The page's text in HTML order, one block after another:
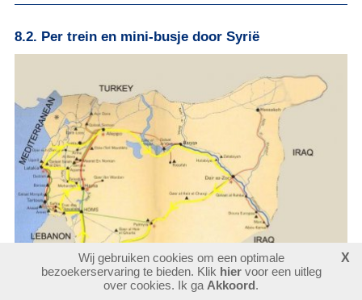
8.2. Per trein en mini-busje door Syrië
Wij gebruiken cookies om een optimale
bezoekerservaring te bieden. Klik hiervoor een uitleg
over cookies. Ik ga Akkoord.
X